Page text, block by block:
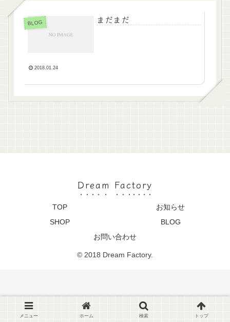
BLOG まだまだ
2018.01.24
Dream Factory
TOP
お知らせ
SHOP
BLOG
お問い合わせ
© 2018 Dream Factory.
メニュー ホーム 検索 トップ